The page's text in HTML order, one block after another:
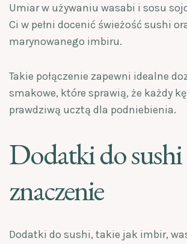
Umiar w używaniu wasabi i sosu
Ci w pełni docenić świeżość sushi
marynowanego imbiru.
Takie połączenie zapewni idealne
smakowe, które sprawią, że każdy
prawdziwą ucztą dla podniebienia.
Dodatki do
znaczenie
Dodatki do sushi, takie jak imbir,